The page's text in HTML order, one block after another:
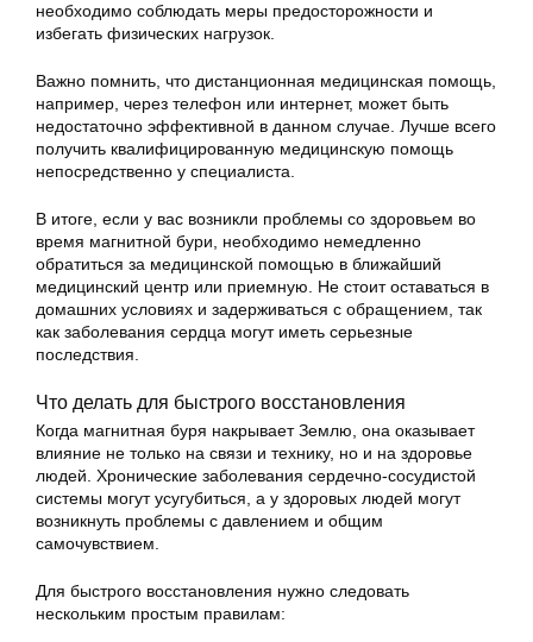
необходимо соблюдать меры предосторожности и
избегать физических нагрузок.
Важно помнить, что дистанционная медицинская помощь,
например, через телефон или интернет, может быть
недостаточно эффективной в данном случае. Лучше всего
получить квалифицированную медицинскую помощь
непосредственно у специалиста.
В итоге, если у вас возникли проблемы со здоровьем во
время магнитной бури, необходимо немедленно
обратиться за медицинской помощью в ближайший
медицинский центр или приемную. Не стоит оставаться в
домашних условиях и задерживаться с обращением, так
как заболевания сердца могут иметь серьезные
последствия.
Что делать для быстрого восстановления
Когда магнитная буря накрывает Землю, она оказывает
влияние не только на связи и технику, но и на здоровье
людей. Хронические заболевания сердечно-сосудистой
системы могут усугубиться, а у здоровых людей могут
возникнуть проблемы с давлением и общим
самочувствием.
Для быстрого восстановления нужно следовать
нескольким простым правилам: